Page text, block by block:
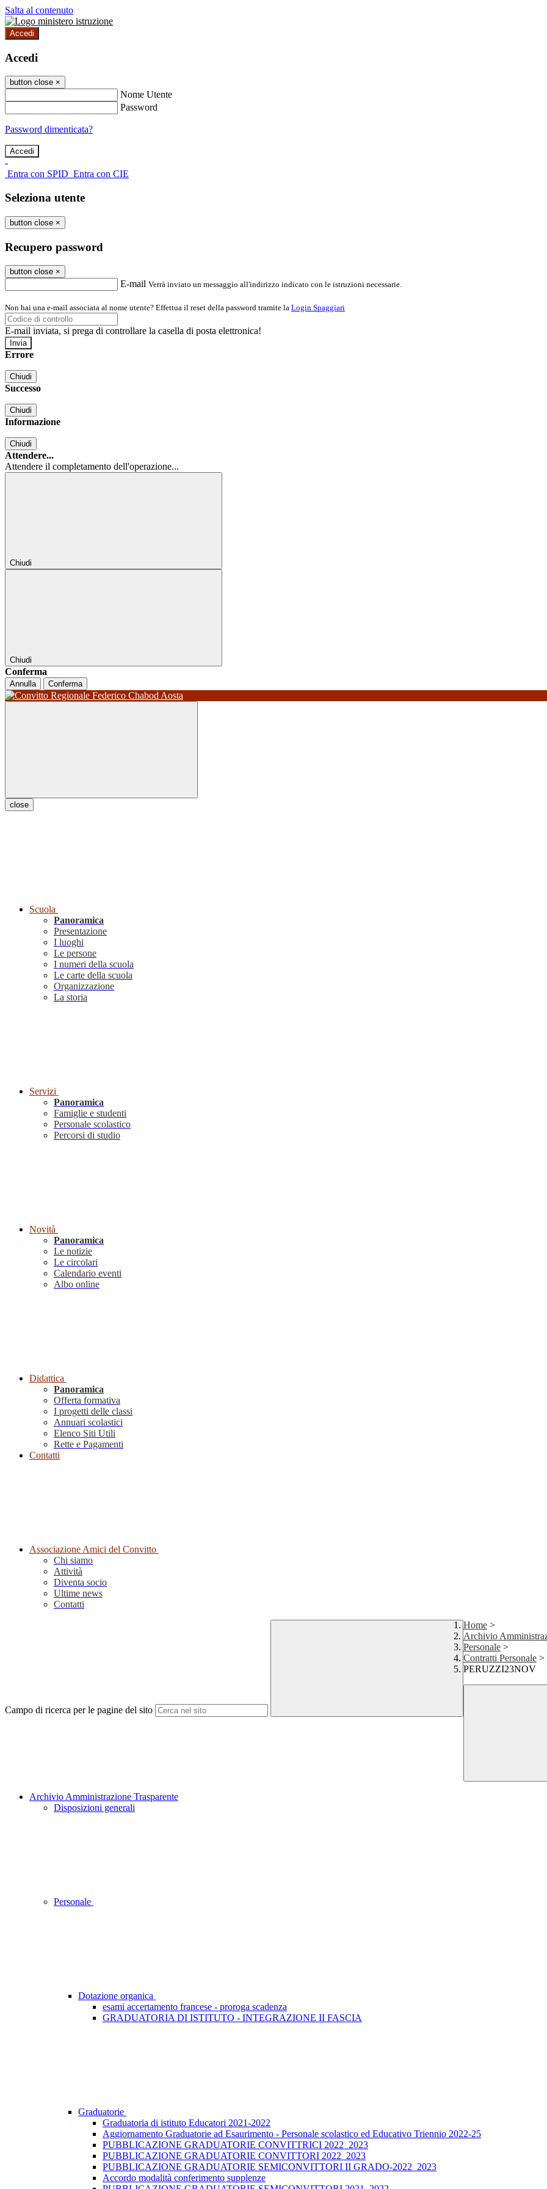
Salta al contenuto
Accedi
Accedi
button close ×
Nome Utente
Password
Password dimenticata?
-
Entra con SPID Entra con CIE
Seleziona utente
button close ×
Recupero password
button close ×
E-mail Verrà inviato un messaggio all'indirizzo indicato con le istruzioni necessarie.
Non hai una e-mail associata al nome utente? Effettua il reset della password tramite la Login Spaggiari
E-mail inviata, si prega di controllare la casella di posta elettronica!
Errore
Chiudi
Successo
Chiudi
Informazione
Chiudi
Attendere...
Attendere il completamento dell'operazione...
Chiudi
Chiudi
Conferma
Annulla Conferma
close
Scuola
Panoramica
Presentazione
I luoghi
Le persone
I numeri della scuola
Le carte della scuola
Organizzazione
La storia
Servizi
Panoramica
Famiglie e studenti
Personale scolastico
Percorsi di studio
Novità
Panoramica
Le notizie
Le circolari
Calendario eventi
Albo online
Didattica
Panoramica
Offerta formativa
I progetti delle classi
Annuari scolastici
Elenco Siti Utili
Rette e Pagamenti
Contatti
Associazione Amici del Convitto
Chi siamo
Attività
Diventa socio
Ultime news
Contatti
Campo di ricerca per le pagine del sito
Home >
Archivio
Personale >
Contratti Personale >
PERUZZI23NOV
Archivio Amministrazione Trasparente
Disposizioni generali
Personale
Dotazione organica
esami accertamento francese - proroga scadenza
GRADUATORIA DI ISTITUTO - INTEGRAZIONE II FASCIA
Graduatorie
Graduatoria di istituto Educatori 2021-2022
Aggiornamento Graduatorie ad Esaurimento - Personale scolastico ed Educativo Triennio 2022-25
PUBBLICAZIONE GRADUATORIE CONVITTRICI 2022_2023
PUBBLICAZIONE GRADUATORIE CONVITTORI 2022_2023
PUBBLICAZIONE GRADUATORIE SEMICONVITTORI II GRADO-2022_2023
Accordo modalità conferimento supplenze